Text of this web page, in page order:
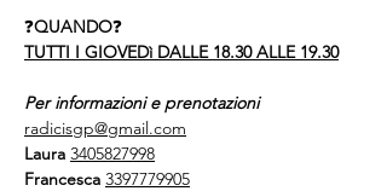
❓QUANDO❓
TUTTI I GIOVEDì DALLE 18.30 ALLE 19.30
Per informazioni e prenotazioni
radicisgp@gmail.com
Laura 3405827998
Francesca 3397779905